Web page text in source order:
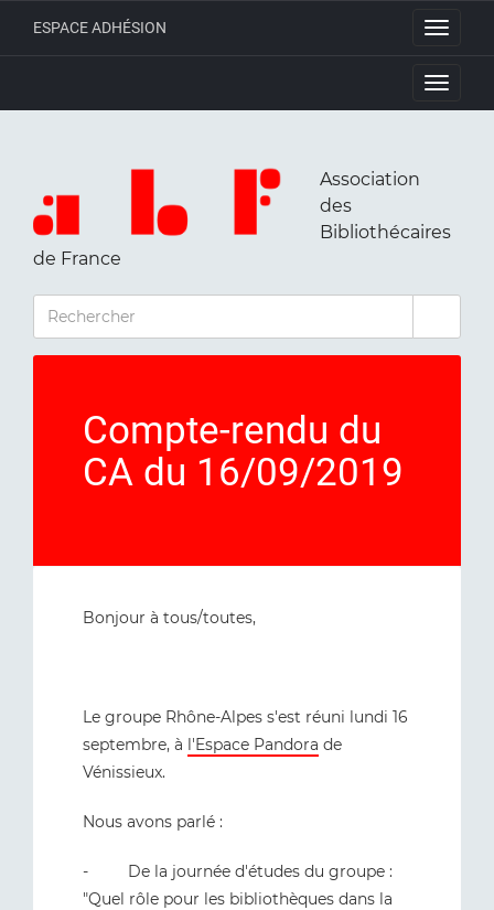
Toggle
ESPACE ADHÉSION
Toggle
Association
des
Bibliothécaires
de France
RECHERCHER
Compte-rendu du
CA du 16/09/2019
Bonjour à tous/toutes,
Le groupe Rhône-Alpes s'est réuni lundi 16
septembre, à l'Espace Pandora de
Vénissieux.
Nous avons parlé :
- De la journée d'études du groupe :
"Quel rôle pour les bibliothèques dans la